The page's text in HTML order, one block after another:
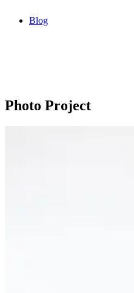
Blog
Photo Project